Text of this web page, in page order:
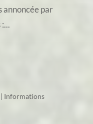
par
| Informations